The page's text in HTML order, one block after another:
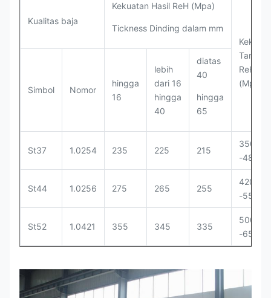
Kualitas baja
Kekuatan Hasil ReH (Mpa)
Tickness Dinding dalam mm
Tarik
ReH
(Mpa)
Simbol Nomor
hingga
16
lebih
dari 16
hingga
40
diatas
40
hingga
65
St37 1.0254 235 225 215
350-
-480
St44 1.0256 275 265 255
420-
-550
St52 1.0421 355 345 335
500-
-650